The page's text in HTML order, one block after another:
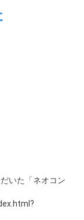
いた「ネオコン